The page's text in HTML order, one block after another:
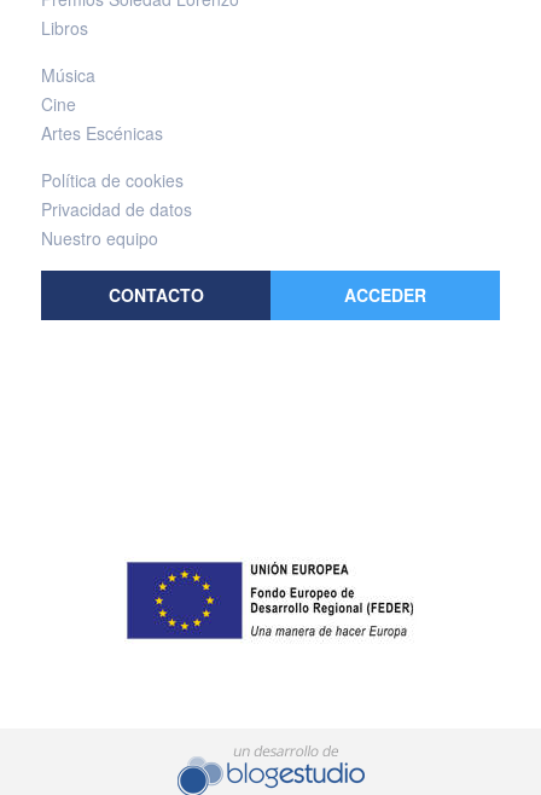
Libros
Música
Cine
Artes Escénicas
Política de cookies
Privacidad de datos
Nuestro equipo
CONTACTO ACCEDER